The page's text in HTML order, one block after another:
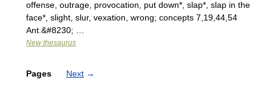
offense, outrage, provocation, put down*, slap*, slap in the
face*, slight, slur, vexation, wrong; concepts 7,19,44,54
Ant.&#8230; …
New thesaurus
Pages Next →